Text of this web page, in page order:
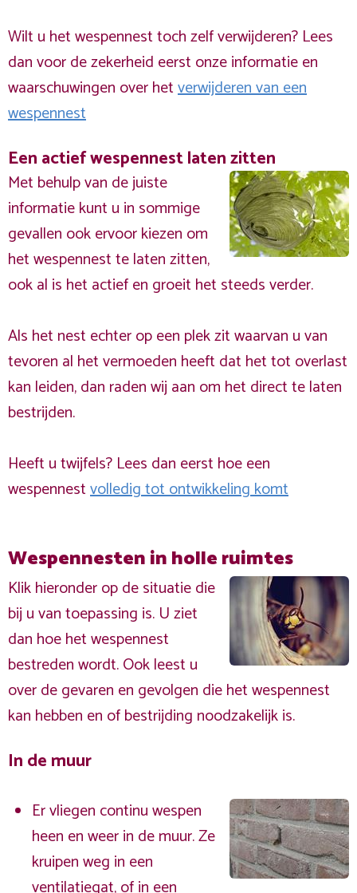
Wilt u het wespennest toch zelf verwijderen? Lees
dan voor de zekerheid eerst onze informatie en
waarschuwingen over hetverwijderen van een
wespennest
Een actief wespennest laten zitten
Met behulp van de juiste
informatie kunt u in sommige
gevallen ook ervoor kiezen om
het wespennest te laten zitten,
ook al is het actief en groeit het steeds verder.
Als het nest echter op een plek zit waarvan u van
tevoren al het vermoeden heeft dat het tot overlast
kan leiden, dan raden wij aan om het direct te laten
bestrijden.
Heeft u twijfels? Lees dan eerst hoe een
wespennestvolledig tot ontwikkeling komt
Wespennesten in holle ruimtes
Klik hieronder op de situatie die
bij u van toepassing is. U ziet
dan hoe het wespennest
bestreden wordt. Ook leest u
over de gevaren en gevolgen die het wespennest
kan hebben en of bestrijding noodzakelijk is.
In de muur
Er vliegen continu wespen
heen en weer in de muur. Ze
kruipen weg in een